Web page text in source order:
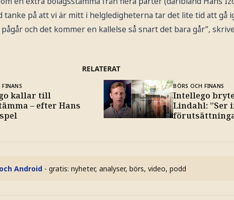
tanke på att vi är mitt i helgledigheterna tar det lite tid att gå
och det kommer en kallelse så snart det bara går”,
RELATERAT
FINANS
kallar till
– efter Hans
BÖRS OCH FINANS
Intellego
Lindahl: ”Ser
Android - gratis: nyheter, analyser, börs, video, podd